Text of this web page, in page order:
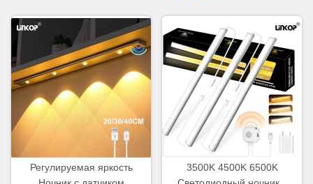
Регулируемая яркость
3500K 4500K 6500K